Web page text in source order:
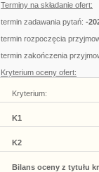
Terminy na składanie ofert:
termin zadawania pytań: -
termin rozpoczęcia
termin zakończenia
Kryterium oceny ofert:
Kryterium:
K1
K2
Bilans oceny z tytułu